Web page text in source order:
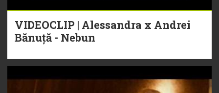
VIDEOCLIP | Alessandra x Andrei
Bănuță - Nebun